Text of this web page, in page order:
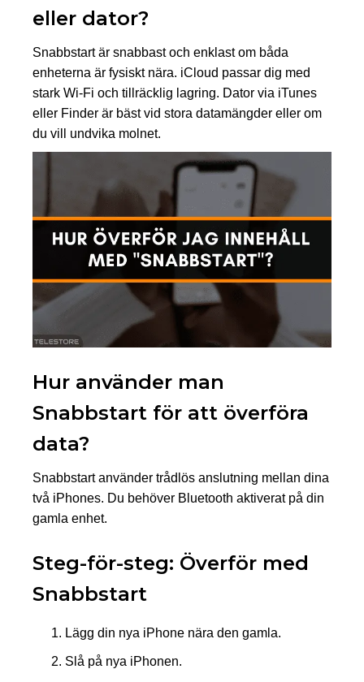
eller dator?
Snabbstart är snabbast och enklast om båda
enheterna är fysiskt nära. iCloud passar dig med
stark Wi-Fi och tillräcklig lagring. Dator via iTunes
eller Finder är bäst vid stora datamängder eller om
du vill undvika molnet.
Hur använder man
Snabbstart för att överföra
data?
Snabbstart använder trådlös anslutning mellan dina
två iPhones. Du behöver Bluetooth aktiverat på din
gamla enhet.
Steg-för-steg: Överför med
Snabbstart
Lägg din nya iPhone nära den gamla.
Slå på nya iPhonen.